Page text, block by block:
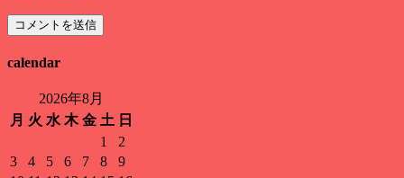
calendar
2026年8月
月 火 水 木 金 土 日
1
2
3
4 5 6 7 8
9